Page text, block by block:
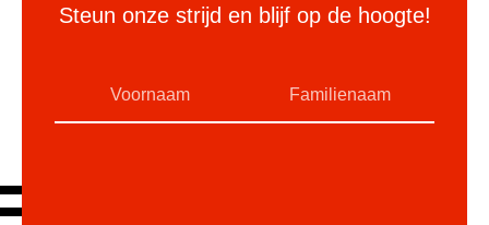
Steun onze strijd en blijf op de hoogte!